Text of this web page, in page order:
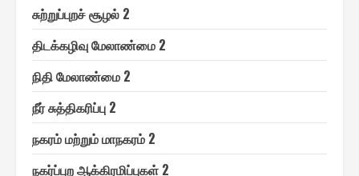
சுற்றுப்புறச் சூழல் 2
திடக்௧ழிவு மேலாண்மை 2
நிதி மேலாண்மை 2
நீர் சுத்தி௧ரிப்பு 2
ந௧ரம் மற்றும் மாந௧ரம் 2
ந௧ர்ப்புற ஆக்கிரமிப்பு௧ள் 2